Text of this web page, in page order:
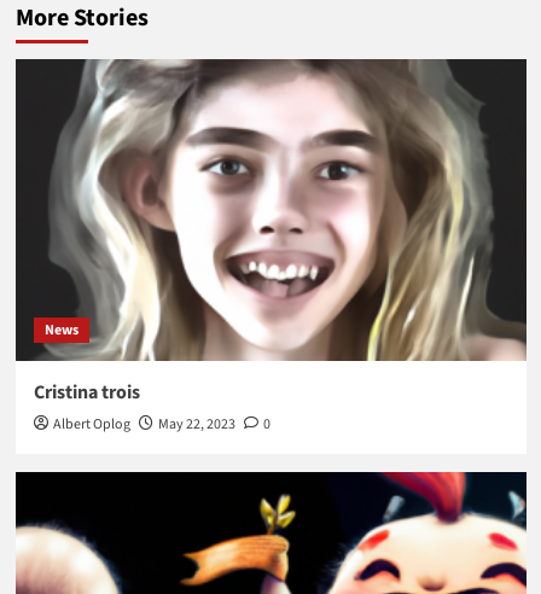
More Stories
News
Cristina trois
Albert Oplog May 22, 2023 0